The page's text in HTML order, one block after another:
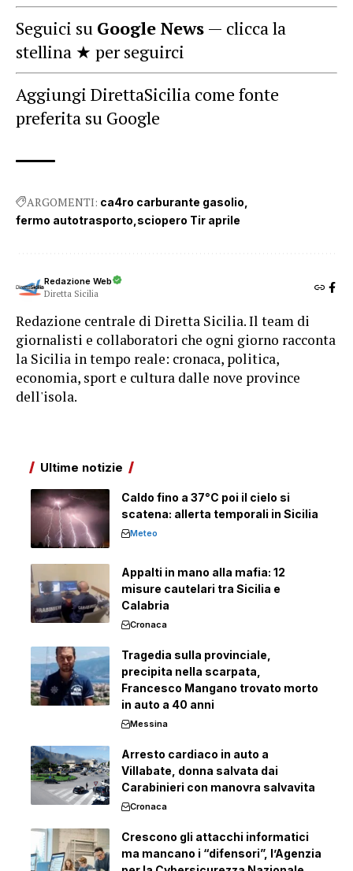
Seguici su Google News — clicca la
stellina ★ per seguirci
Aggiungi DirettaSicilia come fonte
preferita su Google
ARGOMENTI: ca4ro carburante gasolio
fermo autotrasporto sciopero Tir aprile
Redazione Web
Diretta Sicilia
Redazione centrale di Diretta Sicilia. Il team di
giornalisti e collaboratori che ogni giorno racconta
la Sicilia in tempo reale: cronaca, politica,
economia, sport e cultura dalle nove province
dell'isola.
Ultime notizie
Caldo fino a 37°C poi il cielo si
scatena: allerta temporali in Sicilia
Meteo
Appalti in mano alla mafia: 12
misure cautelari tra Sicilia e
Calabria
Cronaca
Tragedia sulla provinciale,
precipita nella scarpata,
Francesco Mangano trovato morto
in auto a 40 anni
Messina
Arresto cardiaco in auto a
Villabate, donna salvata dai
Carabinieri con manovra salvavita
Cronaca
Crescono gli attacchi informatici
ma mancano i “difensori”, l’Agenzia